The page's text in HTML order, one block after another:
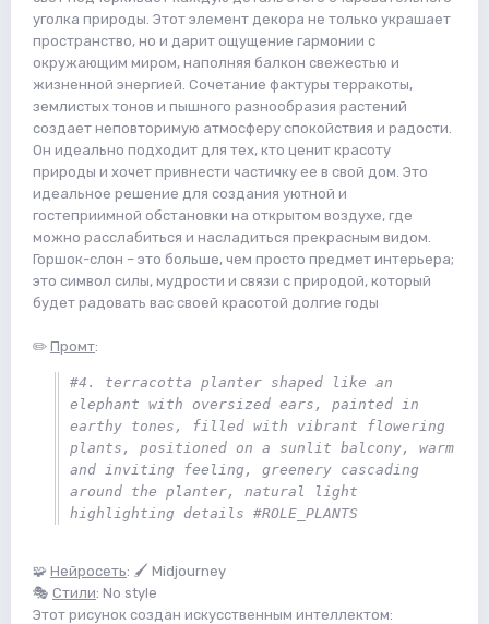
уголка природы. Этот элемент декора не только украшает
пространство, но и дарит ощущение гармонии с
окружающим миром, наполняя балкон свежестью и
жизненной энергией. Сочетание фактуры терракоты,
землистых тонов и пышного разнообразия растений
создает неповторимую атмосферу спокойствия и радости.
Он идеально подходит для тех, кто ценит красоту
природы и хочет привнести частичку ее в свой дом. Это
идеальное решение для создания уютной и
гостеприимной обстановки на открытом воздухе, где
можно расслабиться и насладиться прекрасным видом.
Горшок-слон – это больше, чем просто предмет интерьера;
это символ силы, мудрости и связи с природой, который
будет радовать вас своей красотой долгие годы
✏️ Промт:
#4. terracotta planter shaped like an
elephant with oversized ears, painted in
earthy tones, filled with vibrant flowering
plants, positioned on a sunlit balcony, warm
and inviting feeling, greenery cascading
around the planter, natural light
highlighting details #ROLE_PLANTS
🧩 Нейросеть: 🖌 Midjourney
🎭 Стили: No style
Этот рисунок создан искусственным интеллектом: